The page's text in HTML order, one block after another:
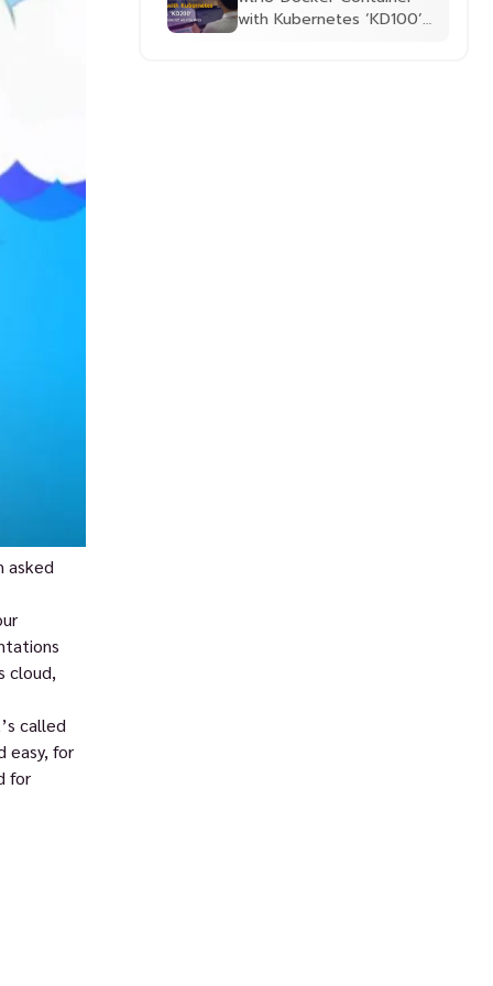
asked
cloud,
called
easy, for
for
with Kubernetes ‘KD100’